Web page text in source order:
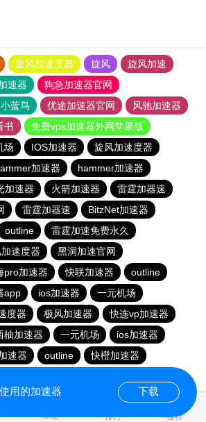
旋风加速度器 旋风
旋风加速
速器
狗急加速器官网
小蓝鸟 优途加速器官网
风驰加速器
书
免费vps加速器外网苹果版
场 IOS加速器
旋风加速度器
加速器
hammer加速器
加速器 火箭加速器
雷霆加器速
雷霆加器速
BitzNet加速器
outline
雷霆加速免费永久
速度器
黑洞加速官网
pro加速器 快联加速器
outline
app ios加速器
一元机场
度器 极风加速器
快连vp加速器
柚加速器 一元机场
ios加速器
速器 outline
快橙加速器
苹果 排行 推荐
用的加速器 下载
0.050926s